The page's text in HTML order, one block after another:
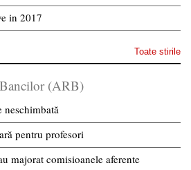
in 2017
Toate stirile
(ARB)
neschimbată
pentru profesori
majorat comisioanele aferente